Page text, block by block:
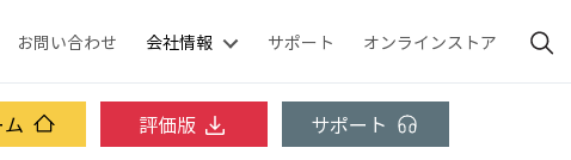
お問い合わせ 会社情報 サポート オンラインストア
評価版 サポート